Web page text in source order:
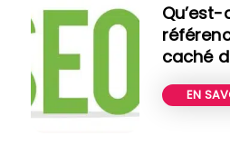
Qu’est-
caché
EN